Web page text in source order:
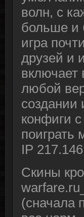
волн, с
больше и
игра
друзей и
включает
любой
создании
конфиги с
поиграть
IP
Скины
(сначала